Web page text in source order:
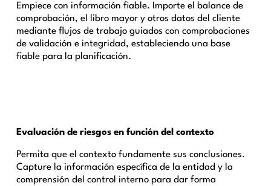
Empiece con información fiable. Importe el balance de
comprobación, el libro mayor y otros datos del cliente
mediante flujos de trabajo guiados con comprobaciones
de validación e integridad, estableciendo una base
fiable para la planificación.
Evaluación de riesgos en función del contexto
Permita que el contexto fundamente sus conclusiones.
Capture la información específica de la entidad y la
comprensión del control interno para dar forma